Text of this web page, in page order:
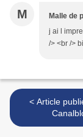
M Malle de
j ai l
/> <br />
< Article publié depuis